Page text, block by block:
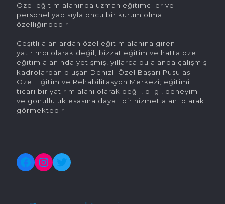
Özel eğitim alanında uzman eğitimciler ve
personel yapısıyla öncü bir kurum olma
özelliğindedir.
Çeşitli alanlardan özel eğitim alanına giren
yatırımcı olarak değil, bizzat eğitim ve hatta özel
eğitim alanında yetişmiş, yıllarca bu alanda çalışmış
kadrolardan oluşan Denizli Özel Başarı Pusulası
Özel Eğitim ve Rehabilitasyon Merkezi; eğitimi
ticari bir yatırım alanı olarak değil, bilgi, deneyim
ve gönüllülük esasına dayalı bir hizmet alanı olarak
görmektedir..
Facebook
Instagram
Twitter